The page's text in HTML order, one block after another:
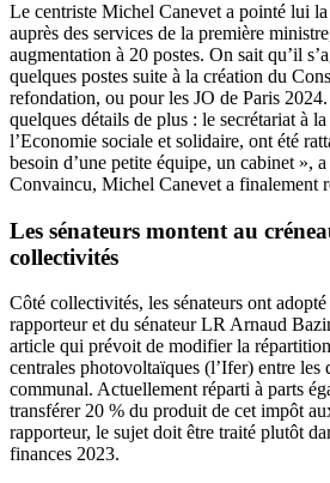
Le centriste Michel Canevet a pointé lui
auprès des services de la première ministre
augmentation à 20 postes. On sait qu’il
quelques postes suite à la création du
refondation, ou pour les JO de Paris
quelques détails de plus : le secrétariat à
l’Economie sociale et solidaire, ont été
besoin d’une petite équipe, un cabinet »,
Convaincu, Michel Canevet a finalement
Les sénateurs montent au
collectivités
Côté collectivités, les sénateurs ont
rapporteur et du sénateur LR Arnaud
article qui prévoit de modifier la
centrales photovoltaïques (l’Ifer) entre les
communal. Actuellement réparti à parts
transférer 20 % du produit de cet impôt
rapporteur, le sujet doit être traité plutôt
finances 2023.